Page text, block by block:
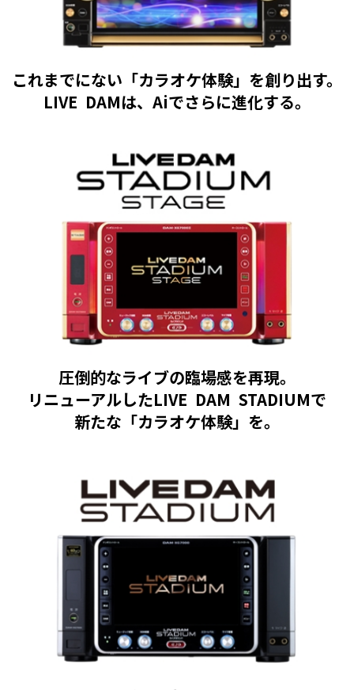
これまでにない「カラオケ体験」を創り出す。
LIVE DAMは、Aiでさらに進化する。
圧倒的なライブの臨場感を再現。
リニューアルしたLIVE DAM STADIUMで
新たな「カラオケ体験」を。